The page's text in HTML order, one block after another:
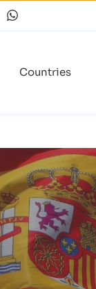
Countries